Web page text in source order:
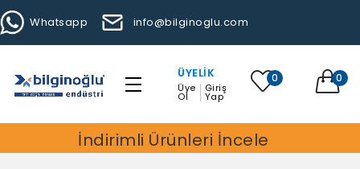
Whatsapp info@bilginoglu.com
ÜYELIK
Üye
Ol
Giriş
Yap
0 0
İndirimli Ürünleri İncele